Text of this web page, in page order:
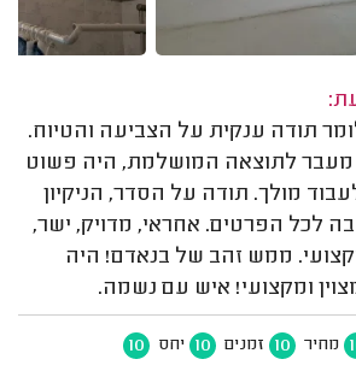
תודה ענקית על הצביעה והטיוח.
מעבר לתוצאה המושלמת, היה פשוט
מולך. תודה על הסדר, הניקיון
לכל הפרטים. אחראי, מדויק, ישר,
ממש זהב של בנאדם! היה
ומקצועי! איש עם נשמה.
מחיר 10 זמנים 10 יחס 10